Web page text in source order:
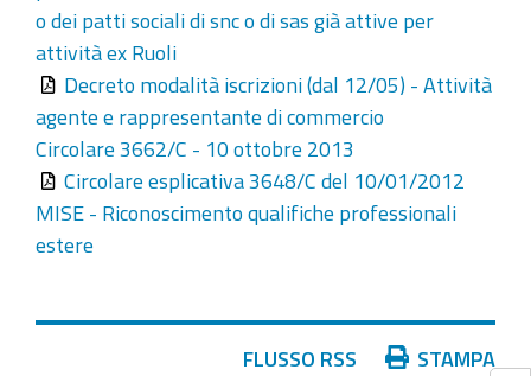
o dei patti sociali di snc o di sas già attive per
attività ex Ruoli
Decreto modalità iscrizioni (dal 12/05) - Attività
agente e rappresentante di commercio
Circolare 3662/C - 10 ottobre 2013
Circolare esplicativa 3648/C del 10/01/2012
MISE - Riconoscimento qualifiche professionali
estere
FLUSSO RSS STAMPA